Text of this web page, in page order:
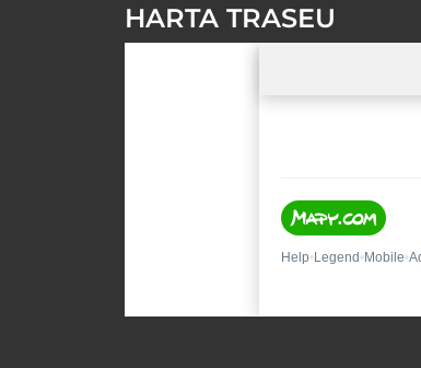
HARTA TRASEU